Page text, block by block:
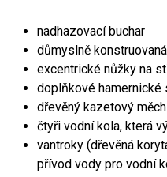
nadhazovací buchar
důmyslně
excentrické nůžky na
doplňkové hamernické
dřevěný kazetový
čtyři vodní kola, která
vantroky (dřevěná
přívod vody pro vodní